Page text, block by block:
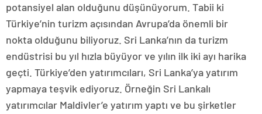
potansiyel alan olduğunu düşünüyorum. Tabii ki
Türkiye’nin turizm açısından Avrupa’da önemli bir
nokta olduğunu biliyoruz. Sri Lanka’nın da turizm
endüstrisi bu yıl hızla büyüyor ve yılın ilk iki ayı harika
geçti. Türkiye’den yatırımcıları, Sri Lanka’ya yatırım
yapmaya teşvik ediyoruz. Örneğin Sri Lankalı
yatırımcılar Maldivler’e yatırım yaptı ve bu şirketler